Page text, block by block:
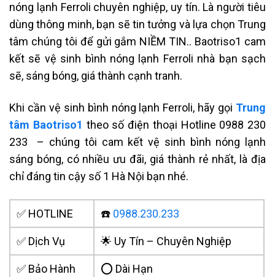
nóng lạnh Ferroli chuyên nghiệp, uy tín. Là người tiêu
dùng thông minh, bạn sẽ tin tưởng và lựa chọn Trung
tâm chúng tôi để gửi gắm NIỀM TIN.. Baotriso1 cam
kết sẽ vệ sinh bình nóng lạnh Ferroli nhà bạn sạch
sẽ, sáng bóng, giá thành cạnh tranh.
Khi cần vệ sinh bình nóng lạnh Ferroli, hãy gọi Trung
tâm Baotriso1 theo số điện thoại Hotline 0988 230
233 – chúng tôi cam kết vệ sinh bình nóng lạnh
sáng bóng, có nhiều ưu đãi, giá thành rẻ nhất, là địa
chỉ đáng tin cậy số 1 Hà Nội bạn nhé.
✅ HOTLINE ☎️ 0988.230.233
✅ Dịch Vụ 🌟 Uy Tín – Chuyên Nghiệp
✅ Bảo Hành ⭕ Dài Hạn